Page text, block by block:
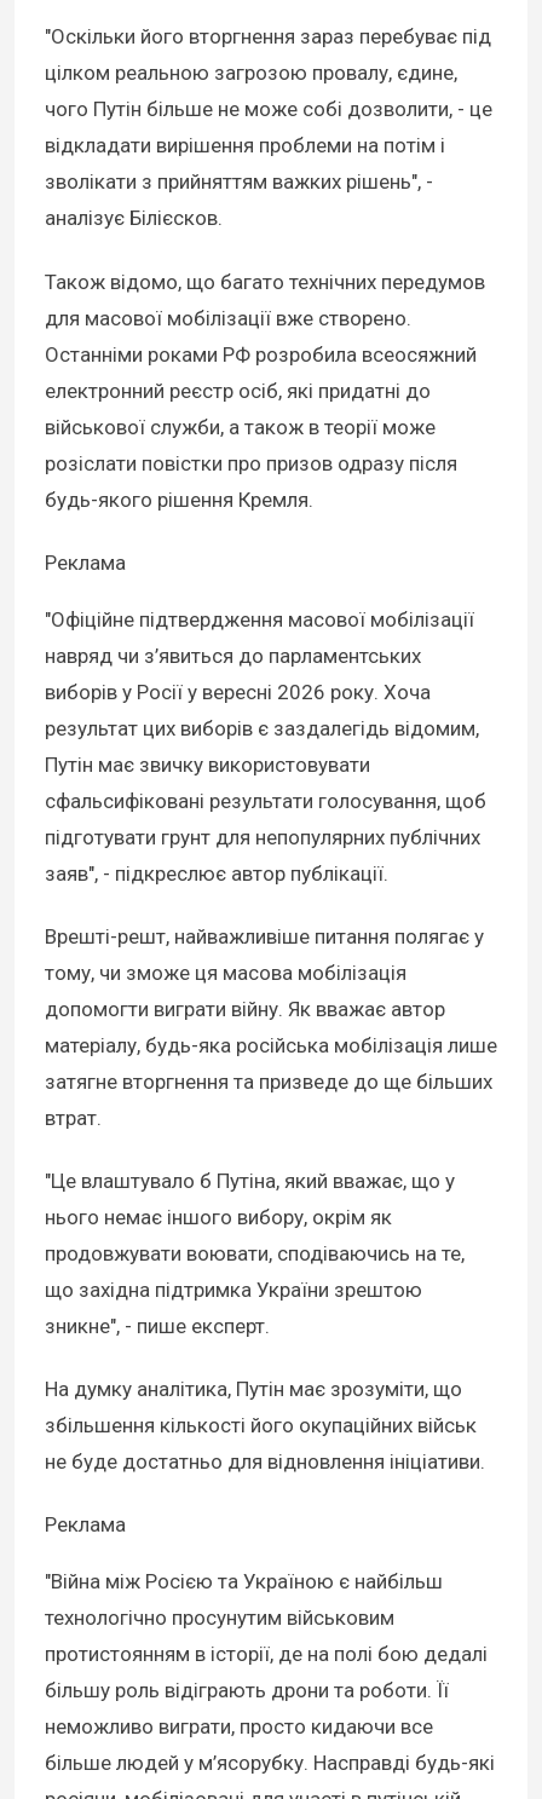
"Оскільки його вторгнення зараз перебуває під
цілком реальною загрозою провалу, єдине,
чого Путін більше не може собі дозволити, - це
відкладати вирішення проблеми на потім і
зволікати з прийняттям важких рішень", -
аналізує Білієсков.
Також відомо, що багато технічних передумов
для масової мобілізації вже створено.
Останніми роками РФ розробила всеосяжний
електронний реєстр осіб, які придатні до
військової служби, а також в теорії може
розіслати повістки про призов одразу після
будь-якого рішення Кремля.
Реклама
"Офіційне підтвердження масової мобілізації
навряд чи з’явиться до парламентських
виборів у Росії у вересні 2026 року. Хоча
результат цих виборів є заздалегідь відомим,
Путін має звичку використовувати
сфальсифіковані результати голосування, щоб
підготувати грунт для непопулярних публічних
заяв", - підкреслює автор публікації.
Врешті-решт, найважливіше питання полягає у
тому, чи зможе ця масова мобілізація
допомогти виграти війну. Як вважає автор
матеріалу, будь-яка російська мобілізація лише
затягне вторгнення та призведе до ще більших
втрат.
"Це влаштувало б Путіна, який вважає, що у
нього немає іншого вибору, окрім як
продовжувати воювати, сподіваючись на те,
що західна підтримка України зрештою
зникне", - пише експерт.
На думку аналітика, Путін має зрозуміти, що
збільшення кількості його окупаційних військ
не буде достатньо для відновлення ініціативи.
Реклама
"Війна між Росією та Україною є найбільш
технологічно просунутим військовим
протистоянням в історії, де на полі бою дедалі
більшу роль відіграють дрони та роботи. Її
неможливо виграти, просто кидаючи все
більше людей у м’ясорубку. Насправді будь-які